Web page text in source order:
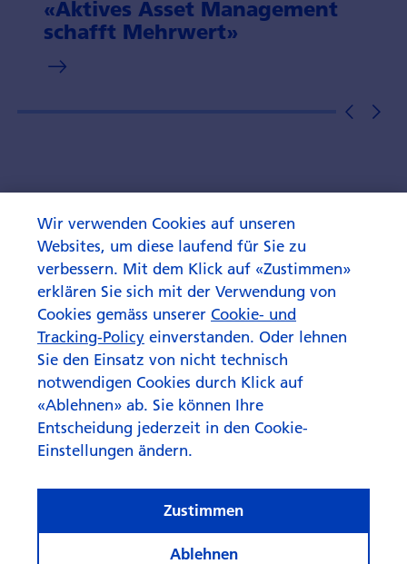
«Aktives Asset Management
schafft Mehrwert»
Wir verwenden Cookies auf unseren
Websites, um diese laufend für Sie zu
verbessern. Mit dem Klick auf «Zustimmen»
erklären Sie sich mit der Verwendung von
Cookies gemäss unserer Cookie- und
Tracking-Policy einverstanden. Oder lehnen
Sie den Einsatz von nicht technisch
notwendigen Cookies durch Klick auf
«Ablehnen» ab. Sie können Ihre
Entscheidung jederzeit in den Cookie-
Einstellungen ändern.
Ablehnen
Zustimmen